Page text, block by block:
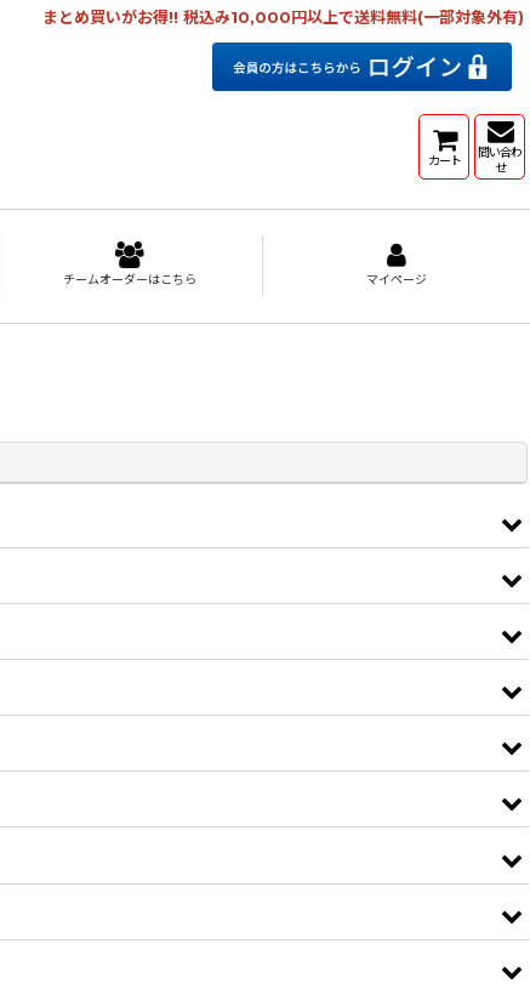
まとめ買いがお得!! 税込み10,000円以上で送料無料(一部対象外有)
カート
問い合わ
せ
チームオーダーはこちら マイページ